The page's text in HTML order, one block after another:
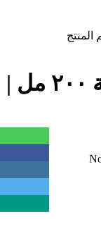
نوفا - مياه شرب معدنية ٢٠٠ مل |